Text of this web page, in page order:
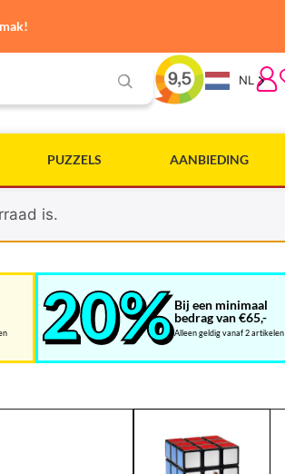
NL
PUZZELS AANBIEDING
is.
Bij een minimaal
bedrag van €65,-
Alleen geldig vanaf 2 artikelen